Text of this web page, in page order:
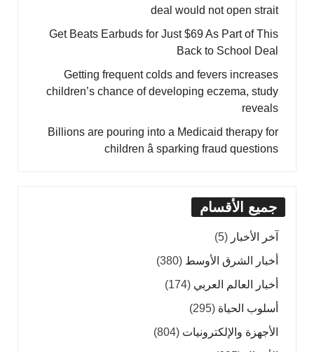
deal would not open strait
Get Beats Earbuds for Just $69 As Part of This
Back to School Deal
Getting frequent colds and fevers increases
children’s chance of developing eczema, study
reveals
Billions are pouring into a Medicaid therapy for
children â sparking fraud questions
جميع الأقسام
آخر الأخبار (5)
أخبار الشرق الأوسط (380)
أخبار العالم العربي (174)
أسلوب الحياة (295)
الأجهزة والإلكترونيات (804)